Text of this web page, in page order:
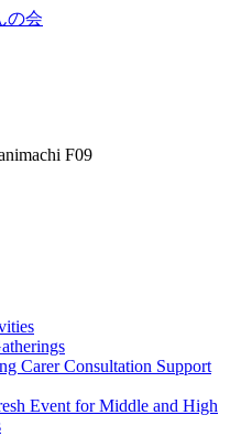
F09
Carer Consultation Support
Event for Middle and High